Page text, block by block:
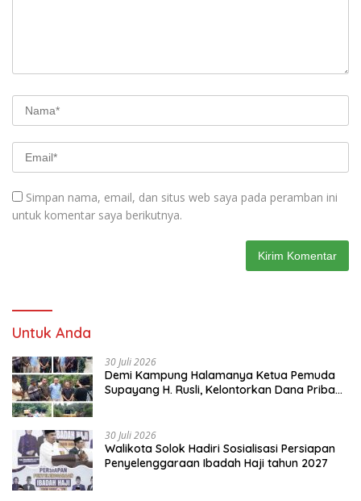
Simpan nama, email, dan situs web saya pada peramban ini
untuk komentar saya berikutnya.
Untuk Anda
30 Juli 2026
Demi Kampung Halamanya Ketua Pemuda
Supayang H. Rusli, Kelontorkan Dana Pribadi
30 Juli 2026
Walikota Solok Hadiri Sosialisasi Persiapan
Penyelenggaraan Ibadah Haji tahun 2027